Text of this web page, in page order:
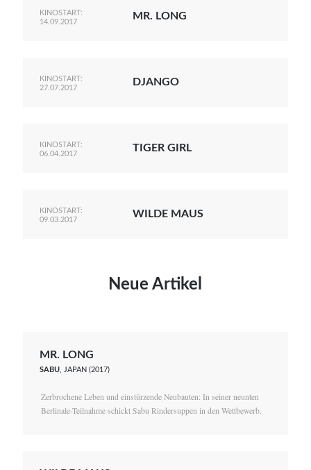
KINOSTART:
14.09.2017
MR. LONG
KINOSTART:
27.07.2017
DJANGO
KINOSTART:
06.04.2017
TIGER GIRL
KINOSTART:
09.03.2017
WILDE MAUS
Neue Artikel
MR. LONG
SABU, JAPAN (2017)
Zerbrochene Leben und einstürzende Neubauten: In seiner neunten
Berlinale-Teilnahme schickt Sabu Rindersuppen in den Wettbewerb.